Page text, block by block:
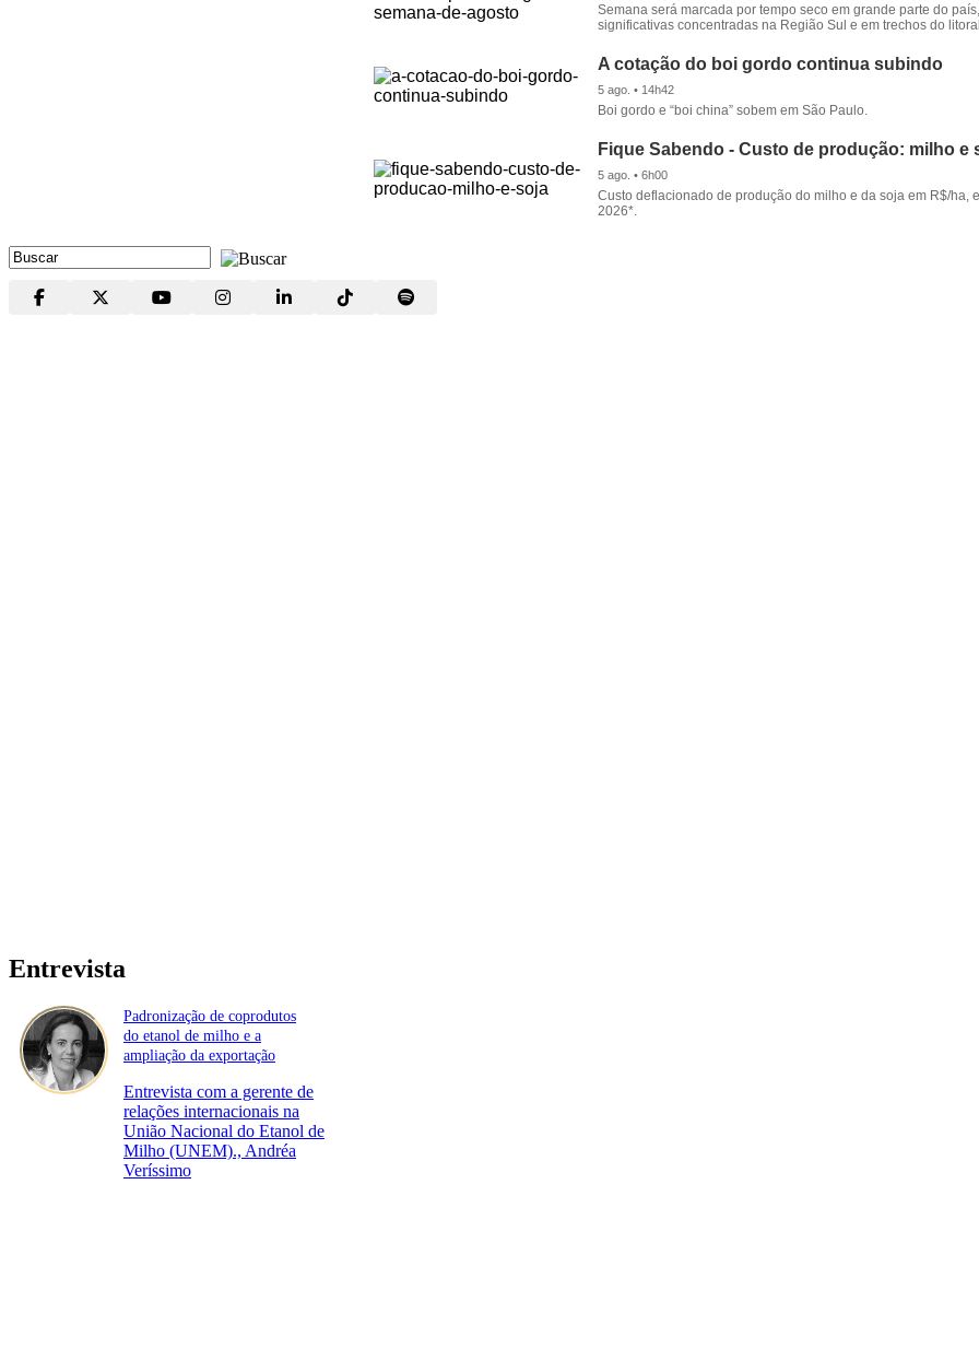
Semana será marcada por tempo seco em grande parte do
significativas concentradas na Região Sul e em trechos do
A cotação do boi gordo continua subindo
5 ago. • 14h42
Boi gordo e “boi china” sobem em São Paulo.
Fique Sabendo - Custo de produção: milho e
5 ago. • 6h00
Custo deflacionado de produção do milho e da soja em R$/ha,
2026*.
Entrevista
Padronização de coprodutos
do etanol de milho e a
ampliação da exportação
Entrevista com a gerente de
relações internacionais na
União Nacional do Etanol de
Milho (UNEM)., Andréa
Veríssimo